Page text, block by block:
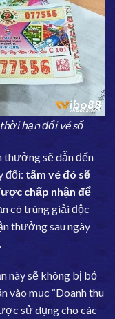
hạn đổi vé số
thưởng sẽ dẫn đến
đổi: tấm vé đó sẽ
chấp nhận để
có trúng giải độc
thưởng sau ngày
này sẽ không bị bỏ
vào mục “Doanh thu
sử dụng cho các